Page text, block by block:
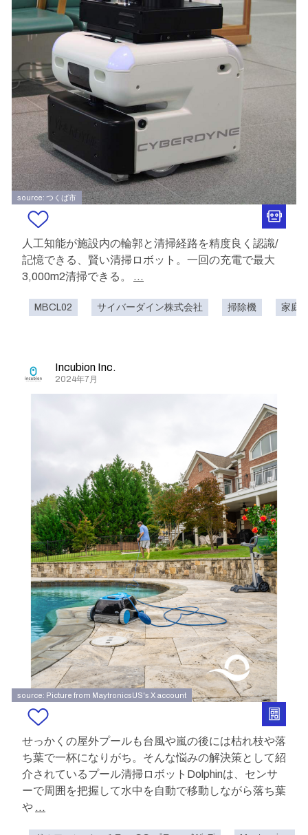
source: つくば市
人工知能が施設内の輪郭と清掃経路を精度良く認識/
記憶できる、賢い清掃ロボット。一回の充電で最大
3,000m2清掃できる。
...
MBCL02 サイバーダイン株式会社 掃除機 家庭
Incubion Inc.
2024年7月
source: Picture from MaytronicsUS's X account
せっかくの屋外プールも台風や嵐の後には枯れ枝や落
ち葉で一杯になりがち。そんな悩みの解決策として紹
介されているプール清掃ロボットDolphinは、センサ
ーで周囲を把握して水中を自動で移動しながら落ち葉
や ...